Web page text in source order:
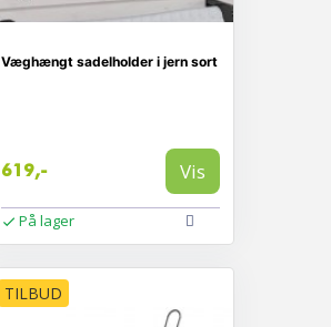
Væghængt sadelholder i jern sort
619,- Vis
På lager
TILBUD